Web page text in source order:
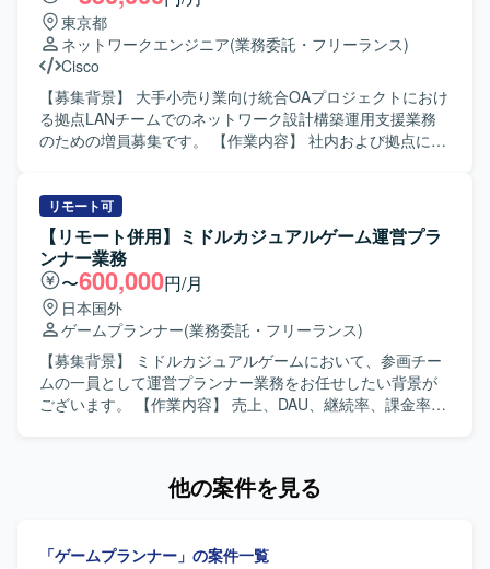
業務を推進いただける方を求めています。チームでのもの
づくりを楽しみ、少数精鋭な環境で職能にこだわらず幅広
い業務に携わることにやりがいを感じていただける方を歓
迎いたします。 【ポジションの魅力】 オリジナルIPや有力
IPによる大規模ゲーム開発からインディーゲーム開発ま
で、多様なプロジェクトに企画初期段階から運用・海外展
開まで一気通貫で関わることができます。IPの価値最大化
創出に携わることができます。自律的に価値創出を行うカ
ルチャーの中で、大きな裁量を持って挑戦できる環境で
す。 【開発環境】 ゲーム開発に最適な機材を含む環境が整
備されており、ご希望に応じて必要な機材や勉強会参加、
R&D等の技術投資が行われます。快適なオフィス環境やリ
ラクゼーションスペースなども備えた開発環境となってお
ります。
東京都
ネットワークエンジニア(業務委託・フリーランス)
Cisco
【募集背景】 大手小売り業向け統合OAプロジェクトにおけ
る拠点LANチームでのネットワーク設計構築運用支援業務
のための増員募集です。 【作業内容】 社内および拠点にお
しながら、設定変更作業の準備や各種ドキュメント作成、
移行に向けた調整などを行っていただきます。 【求める人
物像】 チャットやWeb会議ツールを活用しながら主体的に
報連相ができ、関係チームを巻き込んだ調整を粘り強く進
められる方を求めています。手順や設計内容をドキュメン
トとして整理し、分かりやすく説明することが得意な方が
望ましいです。 【ポジションの魅力】 大規模小売業の拠点
ネットワークに長期的に関わることで、拠点系LANの設計
から構築、運用立ち上げまで一連の工程を経験することが
できます。既存メンバーのサポートを受けながら、ネット
リモート可
【リモート併用】ミドルカジュアルゲーム運営プラ
ンナー業務
〜600,000円/月
日本国外
ゲームプランナー(業務委託・フリーランス)
【募集背景】 ミドルカジュアルゲームにおいて、参画チー
ムの一員として運営プランナー業務をお任せしたい背景が
ございます。 【作業内容】 売上、DAU、継続率、課金率な
の売上予測および着地見込み資料を作成します。クライア
務を主体的に推進していただきます。 【求める人物像】 ク
他の案件を見る
「ゲームプランナー」の案件一覧